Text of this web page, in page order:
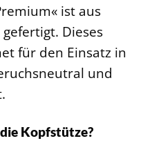
ist aus
Dieses
für den Einsatz in
und
Kopfstütze?